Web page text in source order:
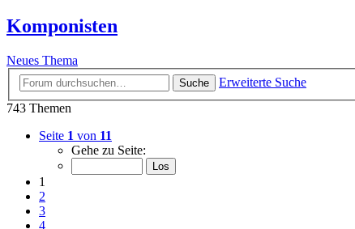
Komponisten
Neues Thema
Suche
Erweiterte Suche
743 Themen
Seite 1 von 11
Gehe zu Seite:
1
2
3
4